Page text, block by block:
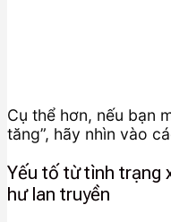
Cụ thể hơn, nếu bạn
tăng”, hãy nhìn vào
Yếu tố từ tình trạng
hư lan truyền